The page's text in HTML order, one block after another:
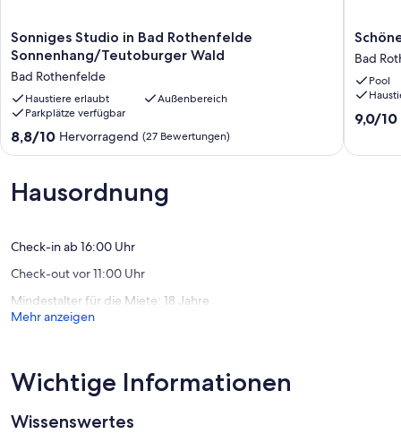
Sonniges
Studio
Bad
Rothenfelde
Sonnenhang/Teutoburger
Wald
Bad
Sonniges Studio in Bad Rothenfelde
Sonnenhang/Teutoburger Wald
Bad Rothenfelde
Haustiere erlaubt
Außenbereich
Parkplätze verfügbar
8.8
von
Hervorragend,
(27
8,8/10 Hervorragend (27 Bewertungen)
Schöne
Aussicht
in
Bad
Bad
Bad
Pool
9.0
9,0/10
Hausordnung
Check-in ab 16:00 Uhr
Check-out vor 11:00 Uhr
Mindestalter für die Miete: 18 Jahre
Mehr anzeigen
Wichtige Informationen
Wissenswertes